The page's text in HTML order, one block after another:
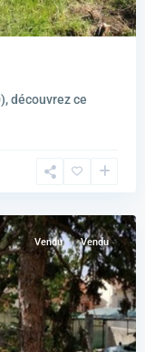
découvrez ce
Vendu Vendu